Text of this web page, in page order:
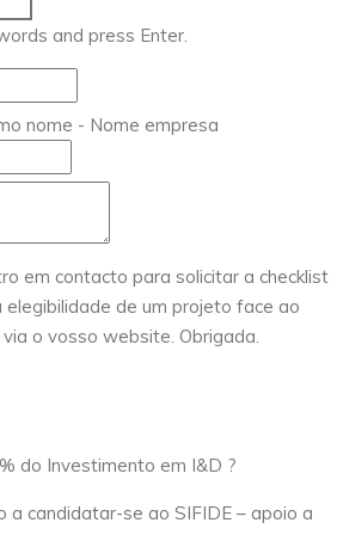
and press Enter.
nome - Nome empresa
em contacto para solicitar a checklist
de um projeto face ao
o vosso website. Obrigada.
do Investimento em I&D ?
candidatar-se ao SIFIDE – apoio a